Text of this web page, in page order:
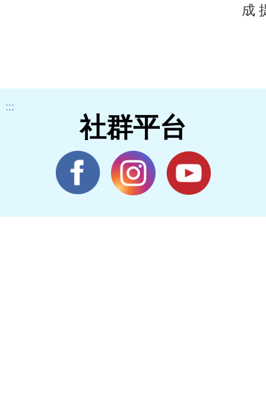
成
:::
社群平台